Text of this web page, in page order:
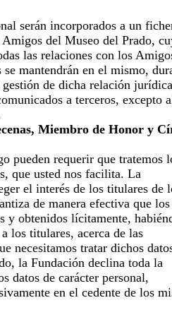
serán incorporados a un
del Museo del Prado,
las relaciones con los
mantendrán en el mismo,
de dicha relación
a terceros, excepto
Miembro de Honor y
pueden requerir que tratemos
que usted nos facilita. La
el interés de los titulares de
de manera efectiva que los
y obtenidos lícitamente,
los titulares, acerca de las
necesitamos tratar dichos
la Fundación declina toda la
datos de carácter personal,
en el cedente de los